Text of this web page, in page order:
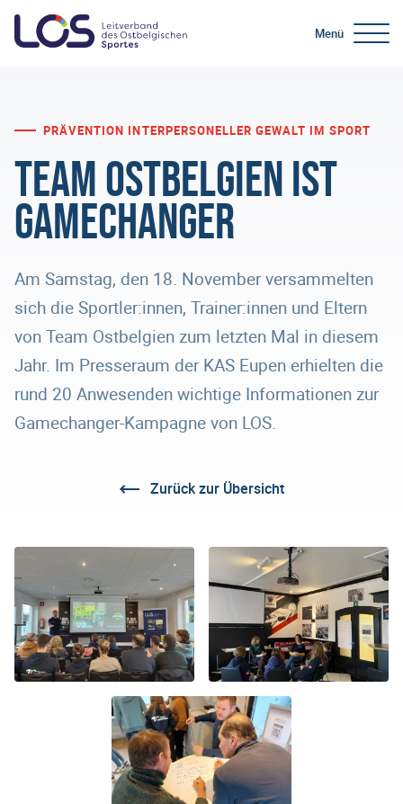
Menü
PRÄVENTION INTERPERSONELLER GEWALT IM SPORT
Team Ostbelgien ist
Gamechanger
Am Samstag, den 18. November versammelten
sich die Sportler:innen, Trainer:innen und Eltern
von Team Ostbelgien zum letzten Mal in diesem
Jahr. Im Presseraum der KAS Eupen erhielten die
rund 20 Anwesenden wichtige Informationen zur
Gamechanger-Kampagne von LOS.
Zurück zur Übersicht